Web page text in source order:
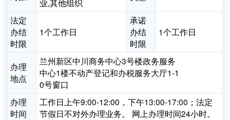
业,其他组织
法定
办结
时限
1个工作日
承诺
办结
时限
1个工作日
办理
地点
兰州新区中川商务中心3号楼政务服务
中心1楼不动产登记和办税服务大厅1-1
0号窗口
办理
时间
工作日上午9:00-12:00，下午13:00-17:00；法定
节假日不对外办理业务。 网上办理时间24小时。